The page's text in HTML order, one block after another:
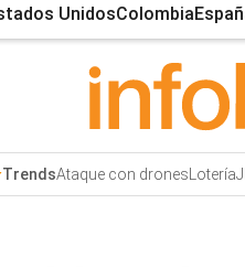
UnidosColombia
TrendsAtaque con dronesLotería